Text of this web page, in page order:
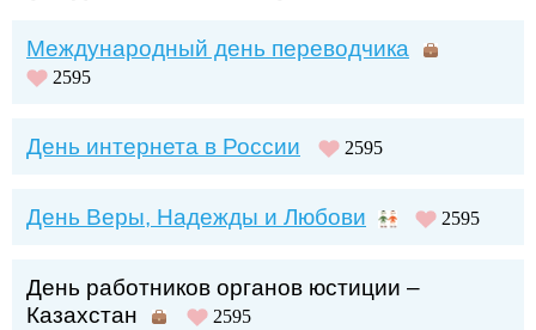
Международный день переводчика
2595
День интернета в России 2595
День Веры, Надежды и Любови 2595
День работников органов юстиции –
Казахстан
2595